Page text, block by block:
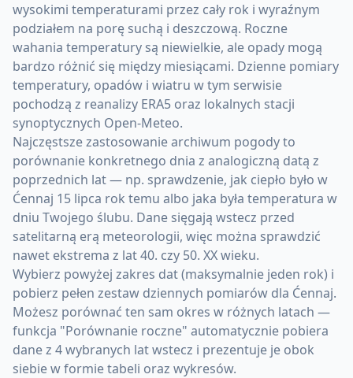
wysokimi temperaturami przez cały rok i wyraźnym
podziałem na porę suchą i deszczową. Roczne
wahania temperatury są niewielkie, ale opady mogą
bardzo różnić się między miesiącami. Dzienne pomiary
temperatury, opadów i wiatru w tym serwisie
pochodzą z reanalizy ERA5 oraz lokalnych stacji
synoptycznych Open-Meteo.
Najczęstsze zastosowanie archiwum pogody to
porównanie konkretnego dnia z analogiczną datą z
poprzednich lat — np. sprawdzenie, jak ciepło było w
Ćennaj 15 lipca rok temu albo jaka była temperatura w
dniu Twojego ślubu. Dane sięgają wstecz przed
satelitarną erą meteorologii, więc można sprawdzić
nawet ekstrema z lat 40. czy 50. XX wieku.
Wybierz powyżej zakres dat (maksymalnie jeden rok) i
pobierz pełen zestaw dziennych pomiarów dla Ćennaj.
Możesz porównać ten sam okres w różnych latach —
funkcja "Porównanie roczne" automatycznie pobiera
dane z 4 wybranych lat wstecz i prezentuje je obok
siebie w formie tabeli oraz wykresów.